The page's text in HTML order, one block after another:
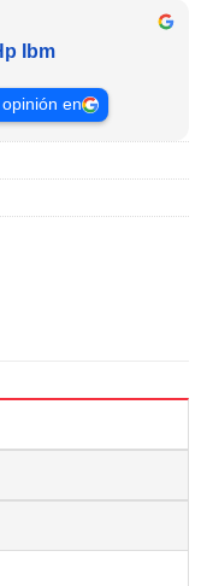
Ibm
en